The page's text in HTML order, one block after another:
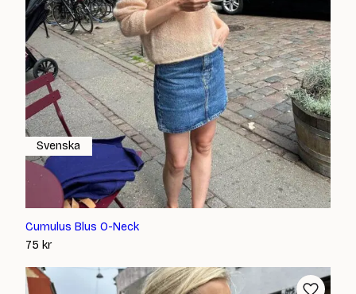
Cumulus Blus O-Neck
75 kr
Svenska